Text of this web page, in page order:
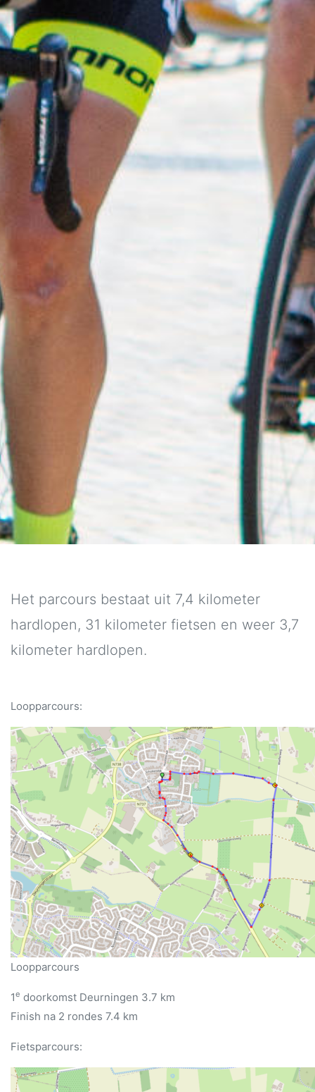
Het parcours bestaat uit 7,4 kilometer
hardlopen, 31 kilometer fietsen en weer 3,7
kilometer hardlopen.
Loopparcours:
Loopparcours
1e doorkomst Deurningen 3.7 km
Finish na 2 rondes 7.4 km
Fietsparcours: